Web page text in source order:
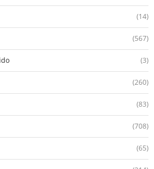
(14)
(567)
(3)
(260)
(83)
(708)
(65)